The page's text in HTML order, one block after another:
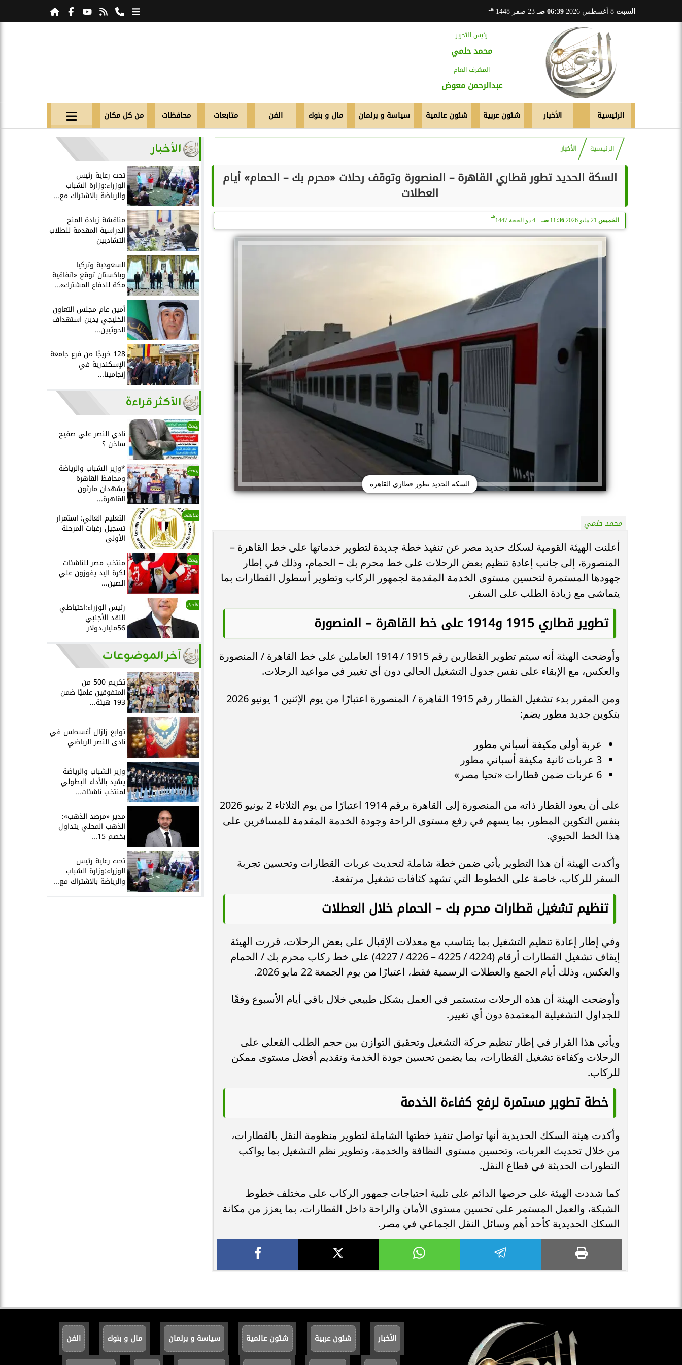
السبت 06:39 صـ 23 صفر 1448 هـ
رئيس التحرير
محمد حلمي
المشرف العام
عبدالرحمن معوض
الرئيسية الأخبار شئون عربية شئون عالمية سياسة و برلمان مال و بنوك الفن متابعات محافظات من كل مكان
الرئيسية الأخبار
السكة الحديد تطور قطاري القاهرة – المنصورة وتوقف رحلات «محرم بك – الحمام» أيام
العطلات
الخميس 11:36 صـ 4 ذو الحجة 1447
هـ
السكة الحديد تطور قطاري القاهرة
محمد حلمي
أعلنت الهيئة القومية لسكك حديد مصر عن تنفيذ خطة جديدة لتطوير خدماتها على خط القاهرة –
المنصورة، إلى جانب إعادة تنظيم بعض الرحلات على خط محرم بك – الحمام، وذلك في إطار
جهودها المستمرة لتحسين مستوى الخدمة المقدمة لجمهور الركاب وتطوير أسطول القطارات بما
يتماشى مع زيادة الطلب على السفر.
تطوير قطاري 1915 و1914 على خط القاهرة – المنصورة
وأوضحت الهيئة أنه سيتم تطوير القطارين رقم 1915 / 1914 العاملين على خط القاهرة / المنصورة
والعكس، مع الإبقاء على نفس جدول التشغيل الحالي دون أي تغيير في مواعيد الرحلات.
ومن المقرر بدء تشغيل القطار رقم 1915 القاهرة / المنصورة اعتبارًا من يوم الإثنين 1 يونيو 2026
بتكوين جديد مطور يضم:
عربة أولى مكيفة أسباني مطور
3 عربات ثانية مكيفة أسباني مطور
6 عربات ضمن قطارات «تحيا مصر»
على أن يعود القطار ذاته من المنصورة إلى القاهرة برقم 1914 اعتبارًا من يوم الثلاثاء 2 يونيو 2026
بنفس التكوين المطور، بما يسهم في رفع مستوى الراحة وجودة الخدمة المقدمة للمسافرين على
هذا الخط الحيوي.
وأكدت الهيئة أن هذا التطوير يأتي ضمن خطة شاملة لتحديث عربات القطارات وتحسين تجربة
السفر للركاب، خاصة على الخطوط التي تشهد كثافات تشغيل مرتفعة.
تنظيم تشغيل قطارات محرم بك – الحمام خلال العطلات
وفي إطار إعادة تنظيم التشغيل بما يتناسب مع معدلات الإقبال على بعض الرحلات، قررت الهيئة
إيقاف تشغيل القطارات أرقام (4224 / 4225 – 4226 / 4227) على خط ركاب محرم بك / الحمام
والعكس، وذلك أيام الجمع والعطلات الرسمية فقط، اعتبارًا من يوم الجمعة 22 مايو 2026.
وأوضحت الهيئة أن هذه الرحلات ستستمر في العمل بشكل طبيعي خلال باقي أيام الأسبوع وفقًا
للجداول التشغيلية المعتمدة دون أي تغيير.
ويأتي هذا القرار في إطار تنظيم حركة التشغيل وتحقيق التوازن بين حجم الطلب الفعلي على
الرحلات وكفاءة تشغيل القطارات، بما يضمن تحسين جودة الخدمة وتقديم أفضل مستوى ممكن
للركاب.
خطة تطوير مستمرة لرفع كفاءة الخدمة
وأكدت هيئة السكك الحديدية أنها تواصل تنفيذ خطتها الشاملة لتطوير منظومة النقل بالقطارات،
من خلال تحديث العربات، وتحسين مستوى النظافة والخدمة، وتطوير نظم التشغيل بما يواكب
التطورات الحديثة في قطاع النقل.
كما شددت الهيئة على حرصها الدائم على تلبية احتياجات جمهور الركاب على مختلف خطوط
الشبكة، والعمل المستمر على تحسين مستوى الأمان والراحة داخل القطارات، بما يعزز من مكانة
السكك الحديدية كأحد أهم وسائل النقل الجماعي في مصر.
الأخبار
تحت رعاية رئيس
الوزراء:وزارة الشباب
والرياضة بالاشتراك مع...
مناقشة زيادة المنح
الدراسية المقدمة للطلاب
التشاديين
السعودية وتركيا
وباكستان توقع «اتفاقية
مكة للدفاع المشترك»...
أمين عام مجلس التعاون
الخليجي يدين استهداف
الحوثيين...
128 خريجًا من فرع جامعة
الإسكندرية في
إنجامينا...
الأكثر قراءة
رياضة
نادي النصر علي صفيح
ساخن ؟
رياضة *وزير الشباب والرياضة
ومحافظ القاهرة
يشهدان مارثون
القاهرة...
متابعات التعليم العالي: استمرار
تسجيل رغبات المرحلة
الأولى
رياضة منتخب مصر للناشئات
لكرة اليد يفوزون علي
الصين...
الأخبار رئيس الوزراء:احتياطي
النقد الأجنبي
56مليار.دولار
آخر الموضوعات
تكريم 500 من
المتفوقين علميًا ضمن
193 هيئة...
توابع زلزال أغسطس في
نادى النصر الرياضي
وزير الشباب والرياضة
يشيد بالأداء البطولي
لمنتخب ناشئات...
مدير «مرصد الذهب»:
الذهب المحلي يتداول
بخصم 15...
تحت رعاية رئيس
الوزراء:وزارة الشباب
والرياضة بالاشتراك مع...
الأخبار شئون عربية شئون عالمية سياسة و برلمان مال و بنوك الفن